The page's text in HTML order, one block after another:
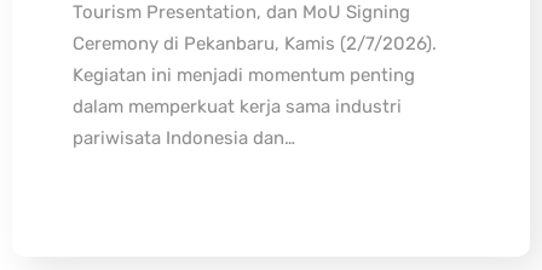
Tourism Presentation, dan MoU Signing
Ceremony di Pekanbaru, Kamis (2/7/2026).
Kegiatan ini menjadi momentum penting
dalam memperkuat kerja sama industri
pariwisata Indonesia dan…